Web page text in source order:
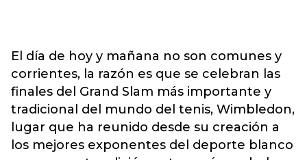
El día de hoy y mañana no son comunes y
corrientes, la razón es que se celebran las
finales del Grand Slam más importante y
tradicional del mundo del tenis, Wimbledon,
lugar que ha reunido desde su creación a
los mejores exponentes del deporte blanco